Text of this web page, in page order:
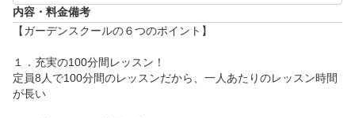
内容・料金備考
【ガーデンスクールの６つのポイント】
１．充実の100分間レッスン！
定員8人で100分間のレッスンだから、一人あたりのレッスン時間
が長い